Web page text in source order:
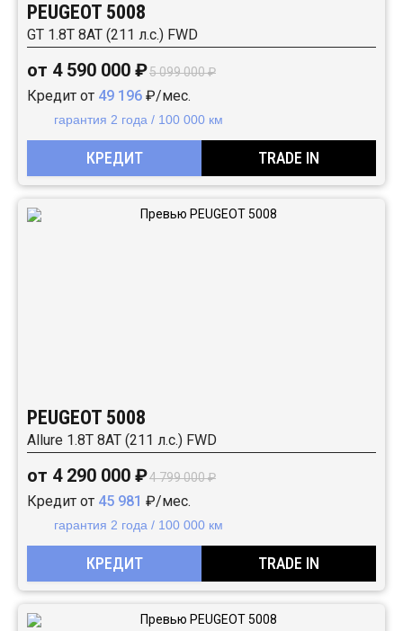
PEUGEOT 5008
GT 1.8T 8AT (211 л.с.) FWD
от 4 590 000 ₽5 099 000 ₽
Кредит от 49 196 ₽/мес.
гарантия 2 года / 100 000 км
КРЕДИТ TRADE IN
PEUGEOT 5008
Allure 1.8T 8AT (211 л.с.) FWD
от 4 290 000 ₽4 799 000 ₽
Кредит от 45 981 ₽/мес.
гарантия 2 года / 100 000 км
КРЕДИТ TRADE IN